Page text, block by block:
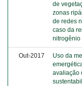
de
zonas
de redes
caso da
nitrogênio
Out-2017
Uso da
avaliação